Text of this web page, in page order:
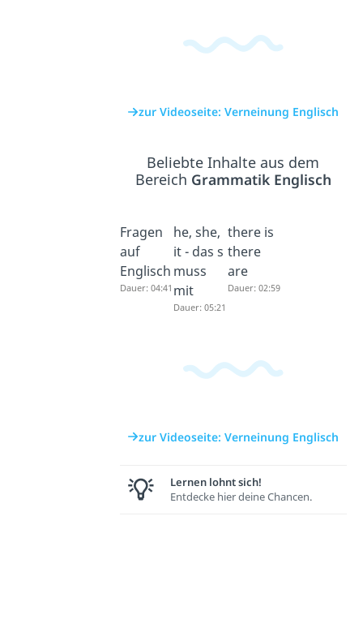
zur Videoseite: Verneinung Englisch
Beliebte Inhalte aus dem
Bereich Grammatik Englisch
Fragen
auf
Englisch
Dauer: 04:41
he, she,
it - das s
muss
mit
Dauer: 05:21
there is
there
are
Dauer: 02:59
zur Videoseite: Verneinung Englisch
Lernen lohnt sich!
Entdecke hier deine Chancen.